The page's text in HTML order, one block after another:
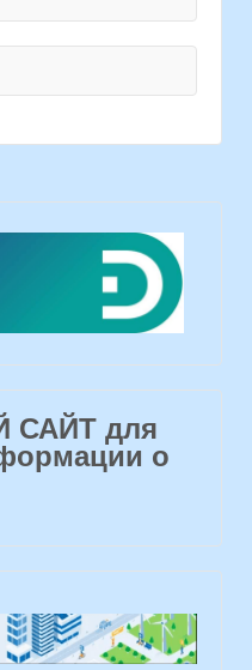
для
о